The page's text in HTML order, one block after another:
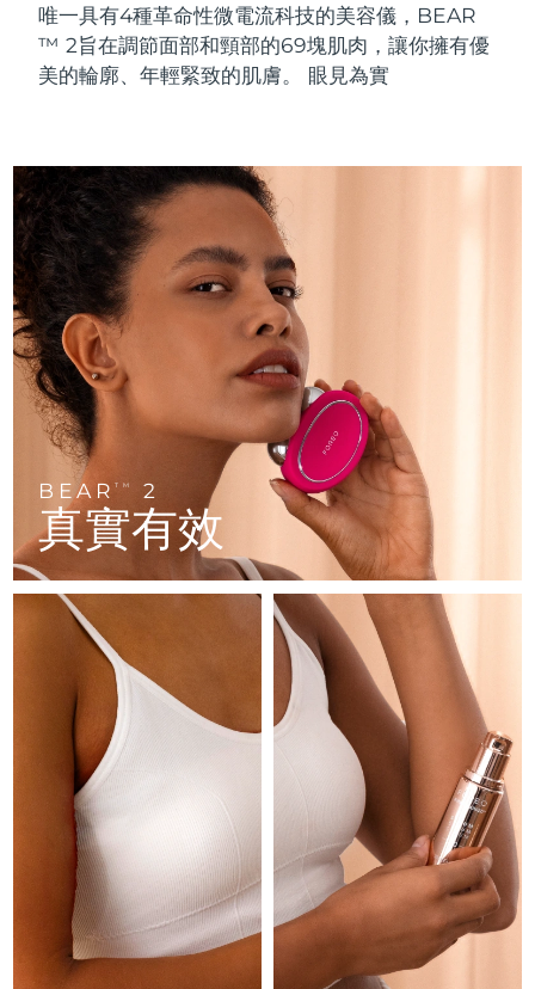
唯一具有4種革命性微電流科技的美容儀，BEAR
™ 2旨在調節面部和頸部的69塊肌肉，讓你擁有優
美的輪廓、年輕緊致的肌膚。 眼見為實
BEARTM 2
真實有效
LUNA™ 4 Plus
Massage, LED heating
For men, anti-aging massage
LUNA™ 4 mini
For young skin, T-zone
LUNA™ 4 go
For travel or gym bag
LUNA™護膚
Premium cleansers & balm
LUNA™ 設備
All facial cleansing devices
BEAR™ 2 go
Microcurrent toning on-the-go
Microcurrent line smoothing device
面部提拉護理
Premium anti-aging skincare
BEAR™ 設備
All premium facelift devices
UFO™ 3 套裝
Deep facial hydration
Near-infrared and red light therapy
device
UFO™ 3 mini
Red light therapy device for young skin
UFO™ 3 go
Portable red light therapy
面膜
Rejuvenation & hydration
All deep facial hydration devices
issa™ 4
Hybrid silicone sonic toothbrush
issa™ 4 plus
Smart hybrid silicone sonic toothbrush
issa™ 4 smile
Hybrid silicone sonic toothbrush
issa™ 4 baby
For ages 0-3
issa™ Teeth Whitening Set
Dual LED + sonic device & 18% PAP gel
All silicone sonic toothbrushes
FAQ™ 抗老護理
抗老
FAQ™ 101
Clinical anti-aging
FAQ™ 102
Advanced clinical anti-aging
FAQ™ 103
Luxurious clinical anti-aging set
FAQ™ P1 Primer
Manuka honey primer
FAQ™護膚品
All FAQ™ skincare
FAQ™產品
All anti-aging treatments
FAQ™ 201
LED mask
FAQ™ 202
LED mask
FAQ™ 211
Anti-aging neck & décolleté LED mask
FAQ™ 221
Anti-aging LED hand mask
FAQ™護膚品
All FAQ™ skincare
FAQ™產品
All LED treatments
生髮
FAQ™ 301
LED hair strengthening scalp massager
FAQ™ Scalp Serum
Scalp recovery probiotic serum
FAQ™護膚品
All FAQ™ skincare
肌膚年輕化
NEW
FAQ™ 501
Full-Spectrum Red Light Therapy
FAQ™ 502
Full-Spectrum Red Light Therapy
FAQ™ Red Light Serum
FAQ™ products
All toning treatments
保健品
NEW
專業治療
脫毛
PEACH™ 2 Pro Max
Professional IPL hair removal device
PEACH™ 2
IPL hair removal
身體護理
Microcurrent body toning
LUNA™ 4 body
Massaging body brush
痘肌護理
ESPADA™ 2 plus
Recurring acne LED therapy
眼部護理
BEAR™ 2 eyes & lips
Microcurrent line smoothing device
汶萊 預計送達日期8/14/26
保加利亞 預計送達日期
智利
中國
哥倫比亞
克羅埃西亞
賽普勒斯 預計送達日期
捷克 預計送達日期
丹麥 預計送達日期
愛沙尼亞 預計送達日期8/9/26
預計送達日期 8/9/26
預計送達日期 8/9/26
法屬玻里尼西亞 預計送達日期 8/13/26
預計送達日期8/9/26
直布羅陀 預計送達日期8/13/26
預計送達日期8/9/26
中國香港特別行政區 預計送達日期